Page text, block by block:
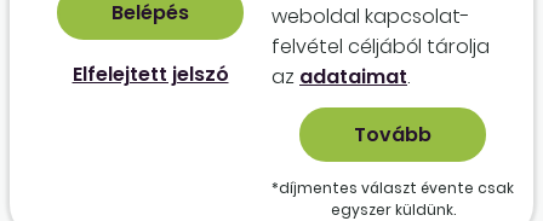
Elfelejtett jelszó
weboldal kapcso­lat­
felvétel céljából tárolja
az adataimat.
*díjmentes választ évente csak
egyszer küldünk.